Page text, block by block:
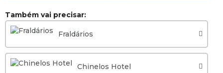
Cor: Preto.
Material: Madeira.
EN716
Também vai precisar:
Fraldários
Chinelos Hotel